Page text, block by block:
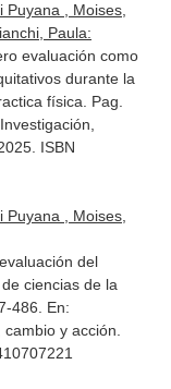
, Moises,
Paula:
evaluación como
durante la
física. Pag.
ISBN
, Moises,
del
ciencias de la
486. En:
y acción